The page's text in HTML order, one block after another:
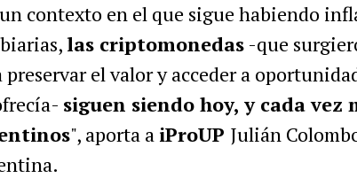
contexto en el que sigue habiendo
las criptomonedas-que
preservar el valor y acceder a
siguen siendo hoy, y cada vez
", aporta a iProUP Julián